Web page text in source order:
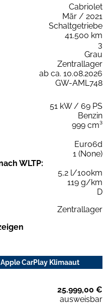
Cabriolet
Mär / 2021
Schaltgetriebe
41.500 km
3
Grau
Zentrallager
ab ca. 10.08.2026
GW-AML748
51 kW / 69 PS
Benzin
999 cm³
Euro6d
1 (None)
WLTP:
5,2 l/100km
119 g/km
D
Zentrallager
CarPlay Klimaaut
25.999,00 €
ausweisbar